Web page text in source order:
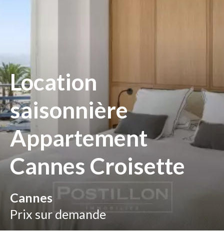
Location
saisonnière
Appartement
Cannes Croisette
Cannes
Prix sur demande